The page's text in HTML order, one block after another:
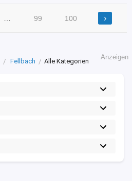
99 100 ›
Fellbach Alle Kategorien
Anzeigen